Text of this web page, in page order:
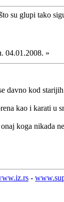
su glupi tako
04.01.2008. »
davno kod
kao i karati u
koga nikada
-